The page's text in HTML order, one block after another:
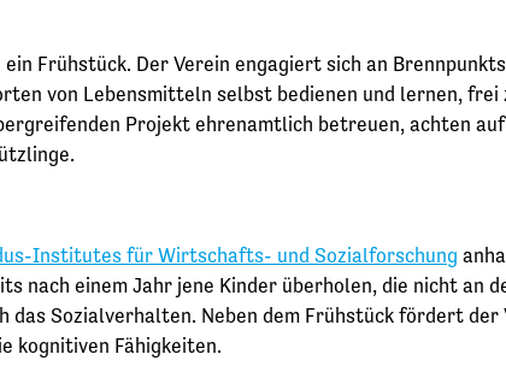
Frühstück. Der Verein engagiert sich an
von Lebensmitteln selbst bedienen und lernen, frei
Projekt ehrenamtlich betreuen, achten
Institutes für Wirtschafts- und Sozialforschung
nach einem Jahr jene Kinder überholen, die nicht an
Sozialverhalten. Neben dem Frühstück fördert der
kognitiven Fähigkeiten.